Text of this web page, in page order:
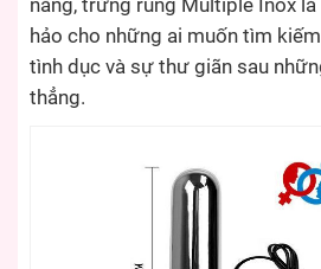
năng, trứng rung Multiple Inox
hảo cho những ai muốn tìm
tình dục và sự thư giãn sau
thẳng.